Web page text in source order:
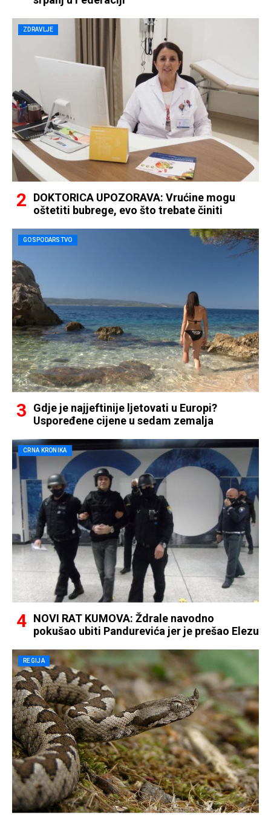
ZDRAVLJE
DOKTORICA UPOZORAVA: Vrućine mogu
oštetiti bubrege, evo što trebate činiti
GOSPODARSTVO
Gdje je najjeftinije ljetovati u Europi?
Uspoređene cijene u sedam zemalja
CRNA KRONIKA
NOVI RAT KUMOVA: Ždrale navodno
pokušao ubiti Pandurevića jer je prešao Elezu
REGIJA